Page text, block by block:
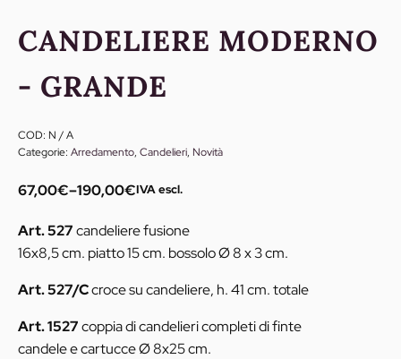
CANDELIERE MODERNO
- GRANDE
COD: N / A
Categorie: Arredamento, Candelieri, Novità
67,00€–190,00€
Fascia
di
prezzo:
67,00€
190,00€
IVA escl.
Art. 527candeliere fusione
16x8,5 cm. piatto 15 cm. bossolo Ø 8 x 3 cm.
Art. 527/Ccroce su candeliere, h. 41 cm. totale
Art. 1527coppia di candelieri completi di finte
candele e cartucce Ø 8x25 cm.